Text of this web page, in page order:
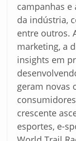
campanhas e
da indústria,
entre outros.
marketing, a
insights em
geram novas
crescente
esportes, e-